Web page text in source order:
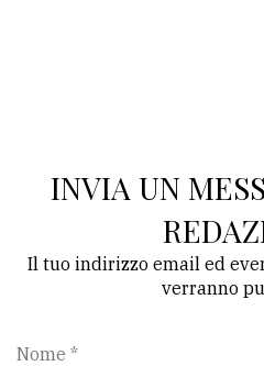
INVIA UN
Il tuo indirizzo email ed
verranno
Nome *